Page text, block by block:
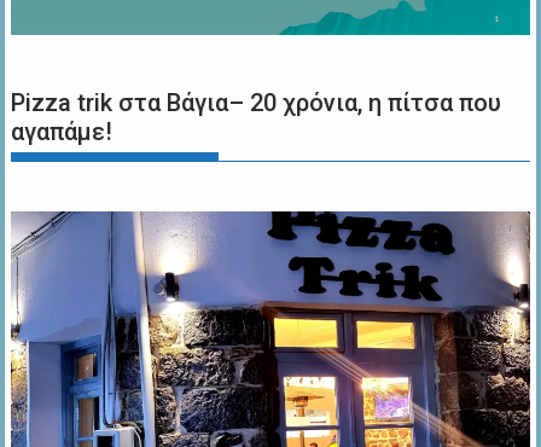
Pizza trik στα Βάγια– 20 χρόνια, η πίτσα που
αγαπάμε!